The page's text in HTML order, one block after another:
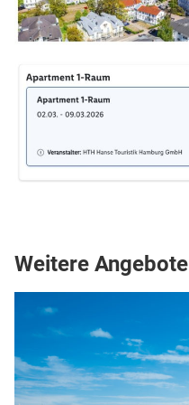
Weitere Angebote